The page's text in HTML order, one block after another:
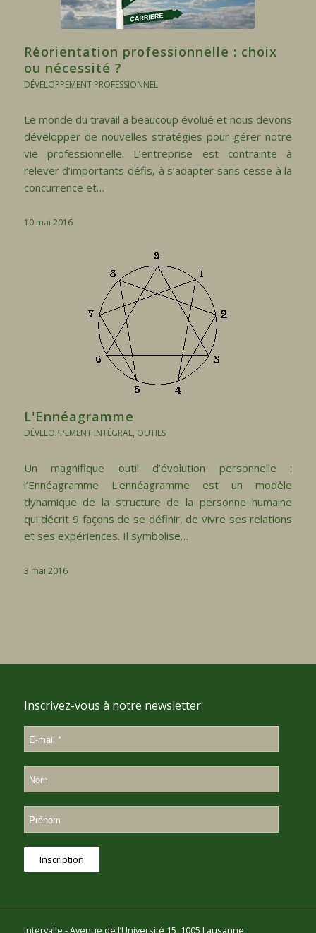
Réorientation professionnelle : choix
ou nécessité ?
DÉVELOPPEMENT PROFESSIONNEL
Le monde du travail a beaucoup évolué et nous devons
développer de nouvelles stratégies pour gérer notre
vie professionnelle. L’entreprise est contrainte à
relever d’importants défis, à s’adapter sans cesse à la
concurrence et…
10 mai 2016
L'Ennéagramme
DÉVELOPPEMENT INTÉGRAL, OUTILS
Un magnifique outil d’évolution personnelle :
l’Ennéagramme L'ennéagramme est un modèle
dynamique de la structure de la personne humaine
qui décrit 9 façons de se définir, de vivre ses relations
et ses expériences. Il symbolise…
3 mai 2016
Inscrivez-vous à notre newsletter
Intervalle - Avenue de l’Université 15, 1005 Lausanne,